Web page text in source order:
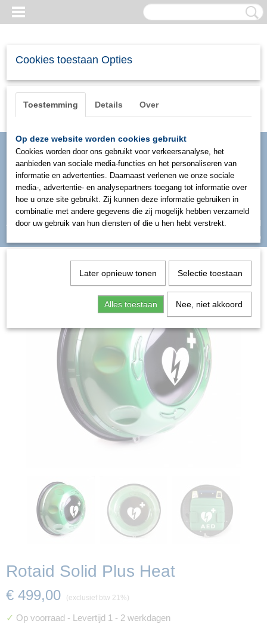
Inloggen Registreren
UW WINKELWAGEN
(0)
Rotaid Solid Plus Heat
€ 499,00 (exclusief btw 21%)
✓ Op voorraad - Levertijd 1 - 2 werkdagen
Cookies toestaan Opties
Toestemming Details Over
Op deze website worden cookies gebruikt
Cookies worden door ons gebruikt voor verkeersanalyse, het
aanbieden van sociale media-functies en het personaliseren van
informatie en advertenties. Daarnaast verlenen we onze sociale
media-, advertentie- en analysepartners toegang tot informatie over
hoe u onze site gebruikt. Zij kunnen deze informatie gebruiken in
combinatie met andere gegevens die zij mogelijk hebben verzameld
door uw gebruik van hun diensten of die u hen hebt verstrekt.
Later opnieuw tonen Selectie toestaan
Alles toestaan Nee, niet akkoord